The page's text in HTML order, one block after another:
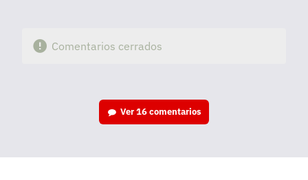
Comentarios cerrados
Ver16 comentarios